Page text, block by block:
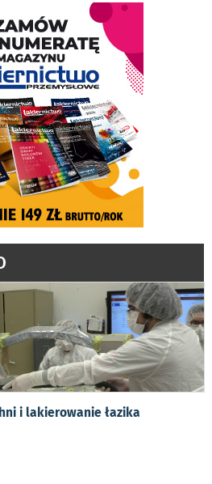
i lakierowanie łazika